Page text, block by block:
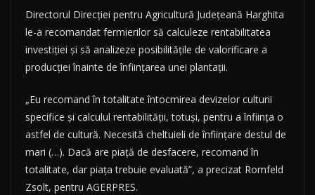
Directorul Direcţiei pentru Agricultură Judeţeană Harghita
le-a recomandat fermierilor să calculeze rentabilitatea
investiţiei şi să analizeze posibilităţile de valorificare a
producţiei înainte de înfiinţarea unei plantaţii.
„Eu recomand în totalitate întocmirea devizelor culturii
specifice şi calculul rentabilităţii, totuşi, pentru a înfiinţa o
astfel de cultură. Necesită cheltuieli de înfiinţare destul de
mari (…). Dacă are piaţă de desfacere, recomand în
totalitate, dar piaţa trebuie evaluată”, a precizat Romfeld
Zsolt, pentru AGERPRES.